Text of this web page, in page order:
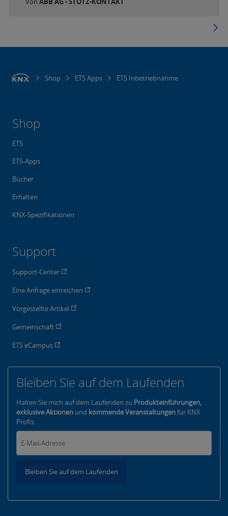
Shop ETS Apps ETS Inbetriebnahme
Shop
ETS
ETS-Apps
Bücher
Erhalten
KNX-Spezifikationen
Support
Support-Center
Eine Anfrage einreichen
Vorgestellte Artikel
Gemeinschaft
ETS eCampus
Bleiben Sie auf dem Laufenden
Halten Sie mich auf dem Laufenden zu Produkteinführungen,
exklusive Aktionen und kommende Veranstaltungenfür KNX
Profis.
Bleiben Sie auf dem Laufenden